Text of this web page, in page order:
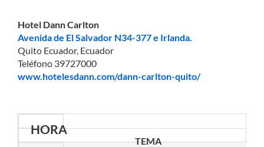
Hotel Dann Carlton
Avenida de El Salvador N34-377 e Irlanda.
Quito Ecuador, Ecuador
Teléfono 39727000
www.hotelesdann.com/dann-carlton-quito/
HORA
TEMA